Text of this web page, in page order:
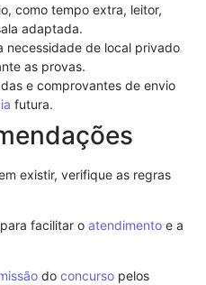
como tempo extra, leitor,
adaptada.
necessidade de local privado
as provas.
e comprovantes de envio
futura.
existir, verifique as regras
facilitar o atendimento e a
do concurso pelos